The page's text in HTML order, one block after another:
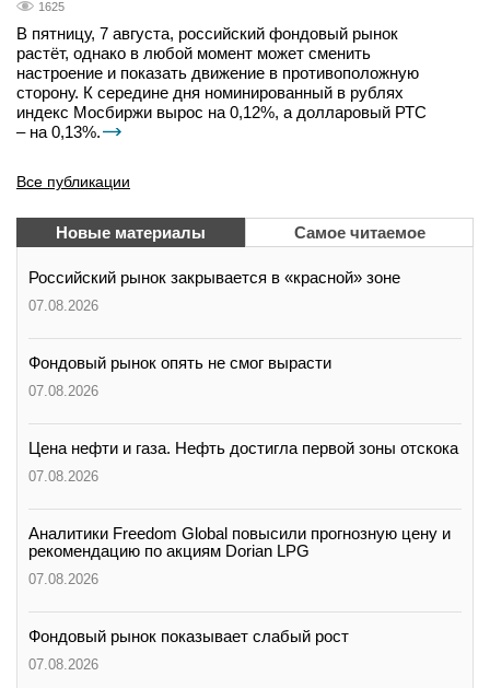
1625
В пятницу, 7 августа, российский фондовый рынок
растёт, однако в любой момент может сменить
настроение и показать движение в противоположную
сторону. К середине дня номинированный в рублях
индекс Мосбиржи вырос на 0,12%, а долларовый РТС
– на 0,13%.
Все публикации
Новые материалы Самое читаемое
Российский рынок закрывается в «красной» зоне
07.08.2026
Фондовый рынок опять не смог вырасти
07.08.2026
Цена нефти и газа. Нефть достигла первой зоны отскока
07.08.2026
Аналитики Freedom Global повысили прогнозную цену и
рекомендацию по акциям Dorian LPG
07.08.2026
Фондовый рынок показывает слабый рост
07.08.2026